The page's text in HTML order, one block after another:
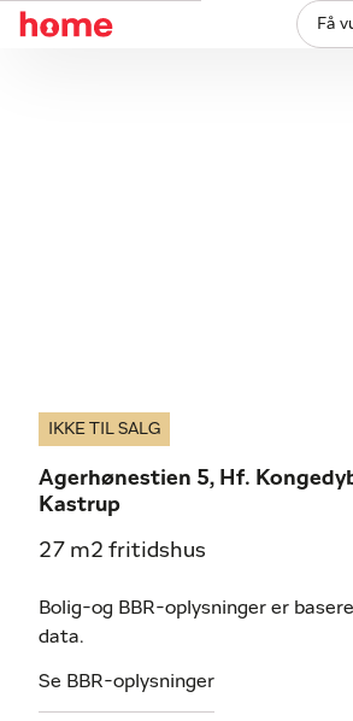
Få
IKKE TIL SALG
Agerhønestien 5, Hf.
Kastrup
27 m2 fritidshus
Bolig-og BBR-oplysninger er
data.
Se BBR-oplysninger